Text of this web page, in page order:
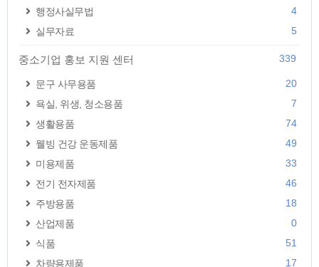
행정사실무법
4
실무자료
5
중소기업 홍보 지원 센터 339
문구 사무용품
20
욕실, 위생, 청소용품
7
생활용품
74
웰빙 건강 운동제품
49
미용제품
33
전기 전자제품
46
주방용품
18
산업제품
0
식품
51
차량용제품
17